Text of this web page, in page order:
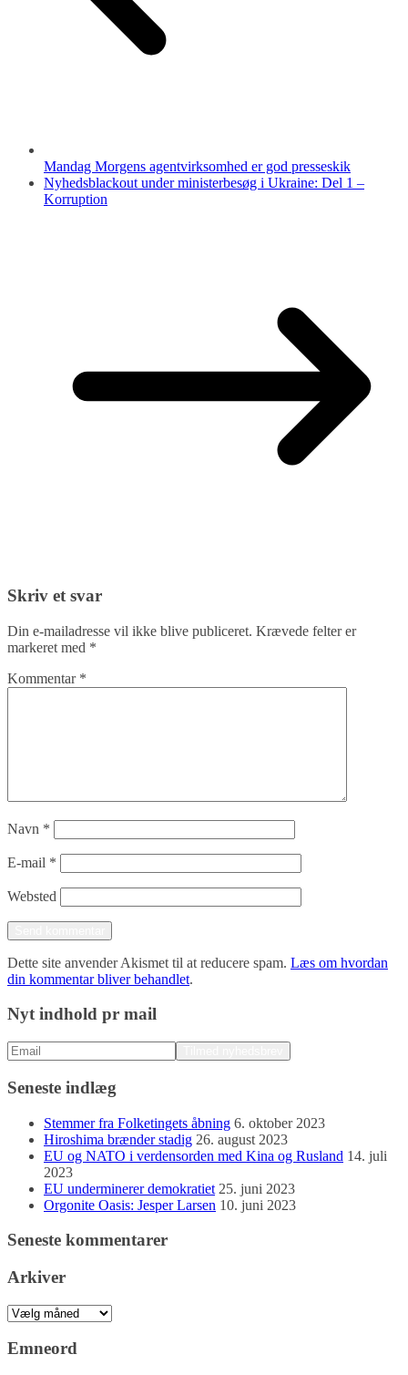
Mandag Morgens agentvirksomhed er god presseskik
Nyhedsblackout under ministerbesøg i Ukraine: Del 1 –
Korruption
Skriv et svar
Din e-mailadresse vil ikke blive publiceret. Krævede felter er
markeret med *
Kommentar *
Navn *
E-mail *
Websted
Dette site anvender Akismet til at reducere spam. Læs om hvordan
din kommentar bliver behandlet.
Nyt indhold pr mail
Seneste indlæg
Stemmer fra Folketingets åbning 6. oktober 2023
Hiroshima brænder stadig 26. august 2023
EU og NATO i verdensorden med Kina og Rusland 14. juli
2023
EU underminerer demokratiet 25. juni 2023
Orgonite Oasis: Jesper Larsen 10. juni 2023
Seneste kommentarer
Arkiver
Arkiver
Emneord